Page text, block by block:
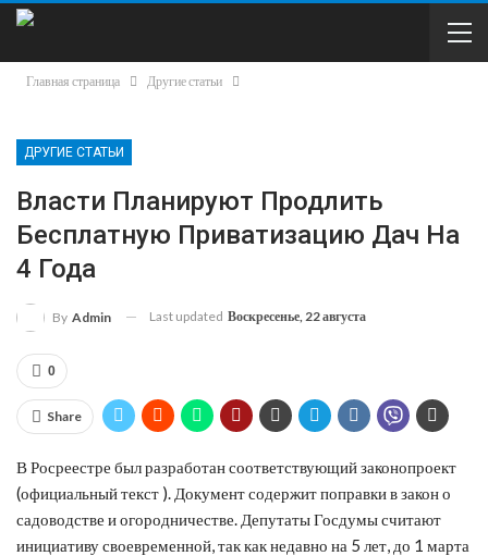
Главная страница Другие статьи
ДРУГИЕ СТАТЬИ
Власти Планируют Продлить
Бесплатную Приватизацию Дач На
4 Года
By Admin Last updated Воскресенье, 22 августа
0
Share
В Росреестре был разработан соответствующий законопроект
(официальный текст ). Документ содержит поправки в закон о
садоводстве и огородничестве. Депутаты Госдумы считают
инициативу своевременной, так как недавно на 5 лет, до 1 марта